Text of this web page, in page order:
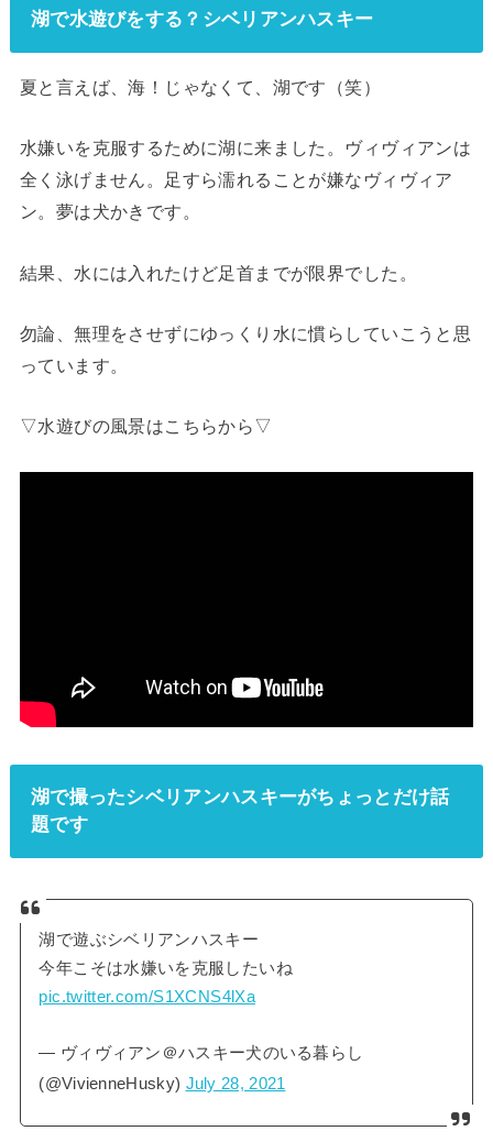
湖で水遊びをする？シベリアンハスキー
夏と言えば、海！じゃなくて、湖です（笑）
水嫌いを克服するために湖に来ました。ヴィヴィアンは
全く泳げません。足すら濡れることが嫌なヴィヴィア
ン。夢は犬かきです。
結果、水には入れたけど足首までが限界でした。
勿論、無理をさせずにゆっくり水に慣らしていこうと思
っています。
▽水遊びの風景はこちらから▽
湖で撮ったシベリアンハスキーがちょっとだけ話
題です
湖で遊ぶシベリアンハスキー
今年こそは水嫌いを克服したいね
pic.twitter.com/S1XCNS4lXa
— ヴィヴィアン＠ハスキー犬のいる暮らし
(@VivienneHusky) July 28, 2021